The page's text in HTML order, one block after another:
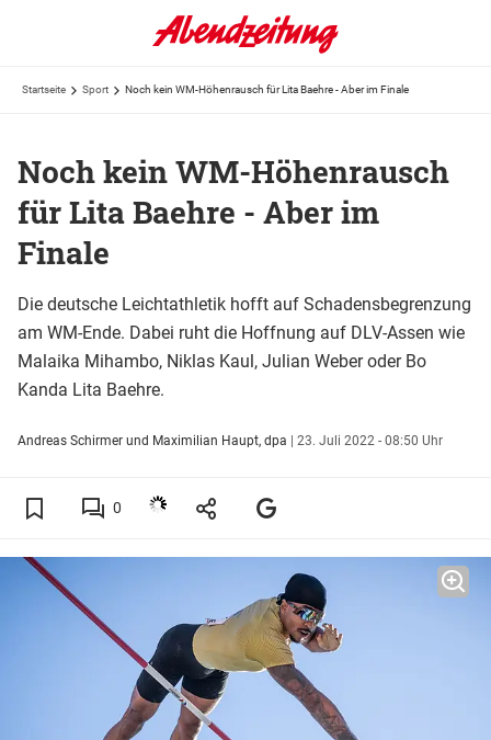
Startseite Sport Noch kein WM-Höhenrausch für Lita Baehre - Aber im Finale
Noch kein WM-Höhenrausch
für Lita Baehre - Aber im
Finale
Die deutsche Leichtathletik hofft auf Schadensbegrenzung
am WM-Ende. Dabei ruht die Hoffnung auf DLV-Assen wie
Malaika Mihambo, Niklas Kaul, Julian Weber oder Bo
Kanda Lita Baehre.
Andreas Schirmer und Maximilian Haupt, dpa | 23. Juli 2022 - 08:50 Uhr
0